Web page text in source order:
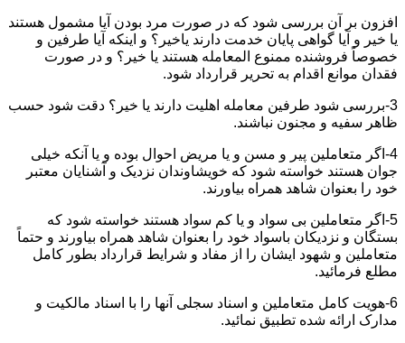
افزون بر آن بررسی شود که در صورت مرد بودن آیا مشمول هستند
یا خیر و آیا گواهی پایان خدمت دارند یاخیر؟ و اینکه آیا طرفین و
خصوصاً فروشنده ممنوع المعامله هستند یا خیر؟ و در صورت
فقدان موانع اقدام به تحریر قرارداد شود.
3-بررسی شود طرفین معامله اهلیت دارند یا خیر؟ دقت شود حسب
ظاهر سفیه و مجنون نباشند.
4-اگر متعاملین پیر و مسن و یا مریض احوال بوده و یا آنکه خیلی
جوان هستند خواسته شود که خویشاوندان نزدیک و آشنایان معتبر
خود را بعنوان شاهد همراه بیاورند.
5-اگر متعاملین بی سواد و یا کم سواد هستند خواسته شود که
بستگان و نزدیکان باسواد خود را بعنوان شاهد همراه بیاورند و حتماً
متعاملین و شهود ایشان را از مفاد و شرایط قرارداد بطور کامل
مطلع فرمائید.
6-هویت کامل متعاملین و اسناد سجلی آنها را با اسناد مالکیت و
مدارک ارائه شده تطبیق نمائید.